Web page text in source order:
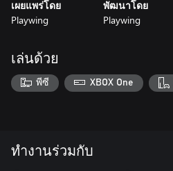
เผยแพร่โดย
Playwing
พัฒนาโดย
Playwing
เล่นด้วย
พีซี XBOX One
ทำงานร่วมกับ